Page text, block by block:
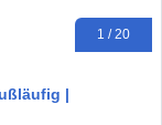
1 / 20
|